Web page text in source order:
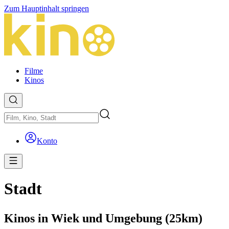
Zum Hauptinhalt springen
Filme
Kinos
Konto
Stadt
Kinos in Wiek und Umgebung (25km)